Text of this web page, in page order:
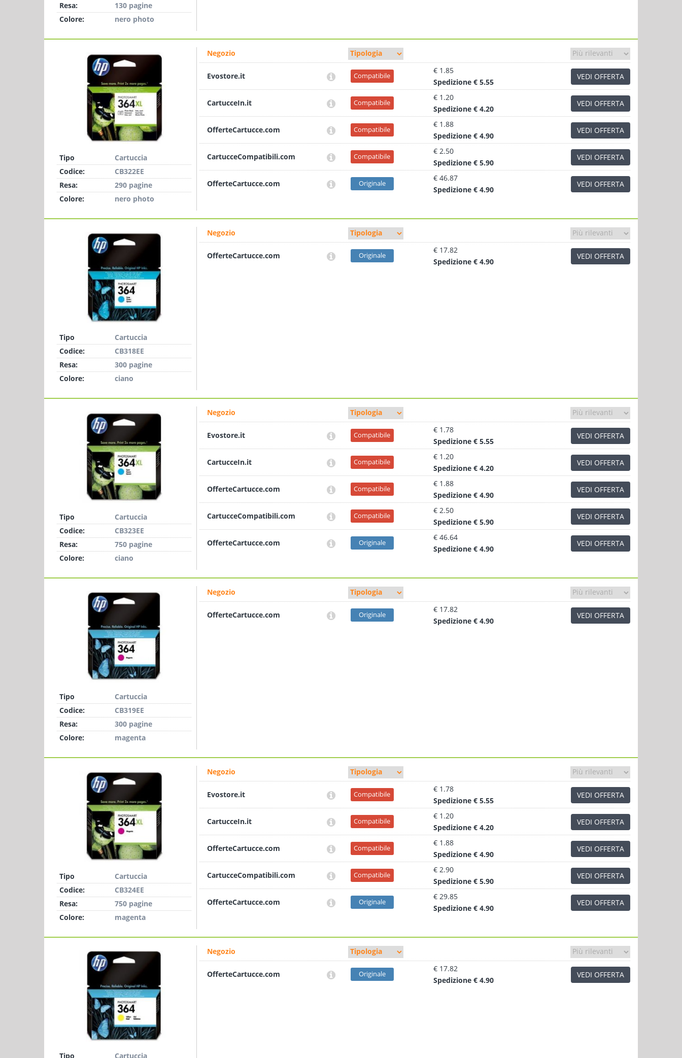
Resa:
130 pagine
Colore:
nero photo
Tipo
Cartuccia
Codice:
CB322EE
Resa:
290 pagine
Colore:
nero photo
Negozio
Evostore.it Compatibile
€ 1.85
Spedizione € 5.55
VEDI OFFERTA
CartucceIn.it Compatibile
€ 1.20
Spedizione € 4.20
VEDI OFFERTA
OfferteCartucce.com Compatibile
€ 1.88
Spedizione € 4.90
VEDI OFFERTA
CartucceCompatibili.com Compatibile
€ 2.50
Spedizione € 5.90
VEDI OFFERTA
OfferteCartucce.com Originale
€ 46.87
Spedizione € 4.90
VEDI OFFERTA
Tipo
Cartuccia
Codice:
CB318EE
Resa:
300 pagine
Colore:
ciano
Negozio
OfferteCartucce.com Originale
€ 17.82
Spedizione € 4.90
VEDI OFFERTA
Tipo
Cartuccia
Codice:
CB323EE
Resa:
750 pagine
Colore:
ciano
Negozio
Evostore.it Compatibile
€ 1.78
Spedizione € 5.55
VEDI OFFERTA
CartucceIn.it Compatibile
€ 1.20
Spedizione € 4.20
VEDI OFFERTA
OfferteCartucce.com Compatibile
€ 1.88
Spedizione € 4.90
VEDI OFFERTA
CartucceCompatibili.com Compatibile
€ 2.50
Spedizione € 5.90
VEDI OFFERTA
OfferteCartucce.com Originale
€ 46.64
Spedizione € 4.90
VEDI OFFERTA
Tipo
Cartuccia
Codice:
CB319EE
Resa:
300 pagine
Colore:
magenta
Negozio
OfferteCartucce.com Originale
€ 17.82
Spedizione € 4.90
VEDI OFFERTA
Tipo
Cartuccia
Codice:
CB324EE
Resa:
750 pagine
Colore:
magenta
Negozio
Evostore.it Compatibile
€ 1.78
Spedizione € 5.55
VEDI OFFERTA
CartucceIn.it Compatibile
€ 1.20
Spedizione € 4.20
VEDI OFFERTA
OfferteCartucce.com Compatibile
€ 1.88
Spedizione € 4.90
VEDI OFFERTA
CartucceCompatibili.com Compatibile
€ 2.90
Spedizione € 5.90
VEDI OFFERTA
OfferteCartucce.com Originale
€ 29.85
Spedizione € 4.90
VEDI OFFERTA
Tipo Cartuccia
Negozio
OfferteCartucce.com Originale
€ 17.82
Spedizione € 4.90
VEDI OFFERTA